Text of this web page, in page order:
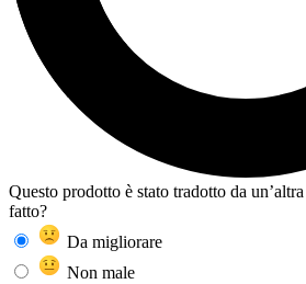
Questo prodotto è stato tradotto da
fatto?
Da migliorare
Non male